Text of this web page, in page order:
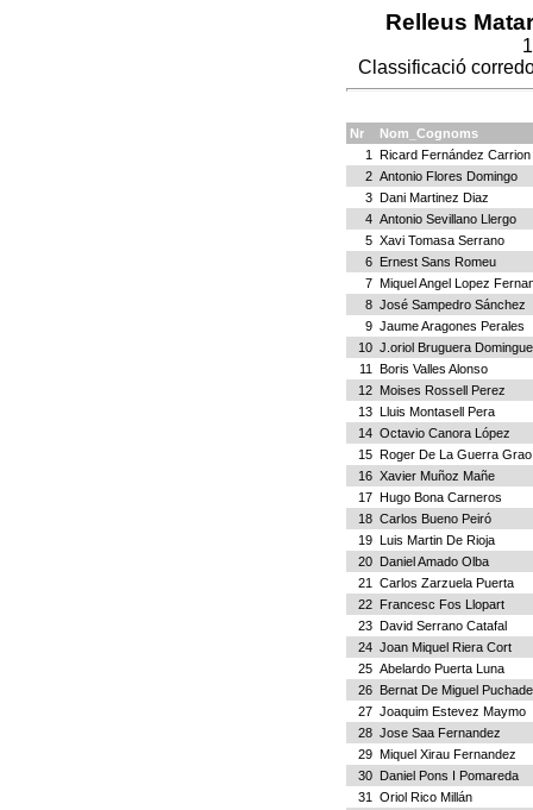
Relleus
Classificació
Nr
Nom_Cognoms
1
Ricard Fernández Carrion
2 Antonio Flores Domingo
3 Dani Martinez Diaz
4 Antonio Sevillano Llergo
5 Xavi Tomasa Serrano
6
Ernest Sans Romeu
7 Miquel Angel Lopez
8 José Sampedro Sánchez
9 Jaume Aragones Perales
10 J.oriol Bruguera
11
Boris Valles Alonso
12
Moises Rossell Perez
13 Lluis Montasell Pera
14 Octavio Canora López
15 Roger De La Guerra Grao
16 Xavier Muñoz Mañe
17 Hugo Bona Carneros
18 Carlos Bueno Peiró
19 Luis Martin De Rioja
20
Daniel Amado Olba
21
Carlos Zarzuela Puerta
22
Francesc Fos Llopart
23 David Serrano Catafal
24 Joan Miquel Riera Cort
25 Abelardo Puerta Luna
26
Bernat De Miguel
27 Joaquim Estevez Maymo
28 Jose Saa Fernandez
29 Miquel Xirau Fernandez
30
Daniel Pons I Pomareda
31
Oriol Rico Millán